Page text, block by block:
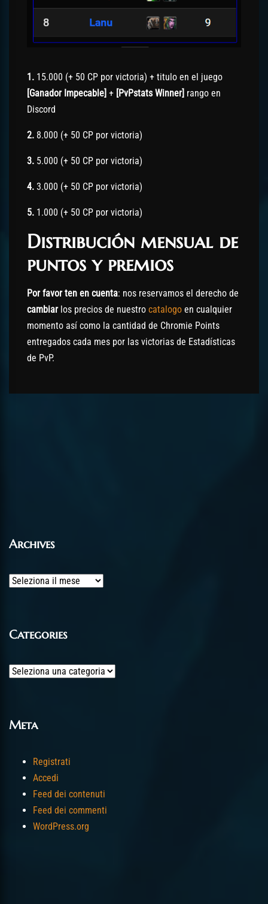
1. 15.000 (+ 50 CP por victoria) + titulo en el juego
[Ganador Impecable] + [PvPstats Winner] rango en
Discord
2. 8.000 (+ 50 CP por victoria)
3. 5.000 (+ 50 CP por victoria)
4. 3.000 (+ 50 CP por victoria)
5. 1.000 (+ 50 CP por victoria)
Distribución mensual de
puntos y premios
Por favor ten en cuenta: nos reservamos el derecho de
cambiarlos precios de nuestro catalogo en cualquier
momento así como la cantidad de Chromie Points
entregados cada mes por las victorias de Estadísticas
de PvP.
Archives
Archives
Categories
Categories
Meta
Registrati
Accedi
Feed dei contenuti
Feed dei commenti
WordPress.org